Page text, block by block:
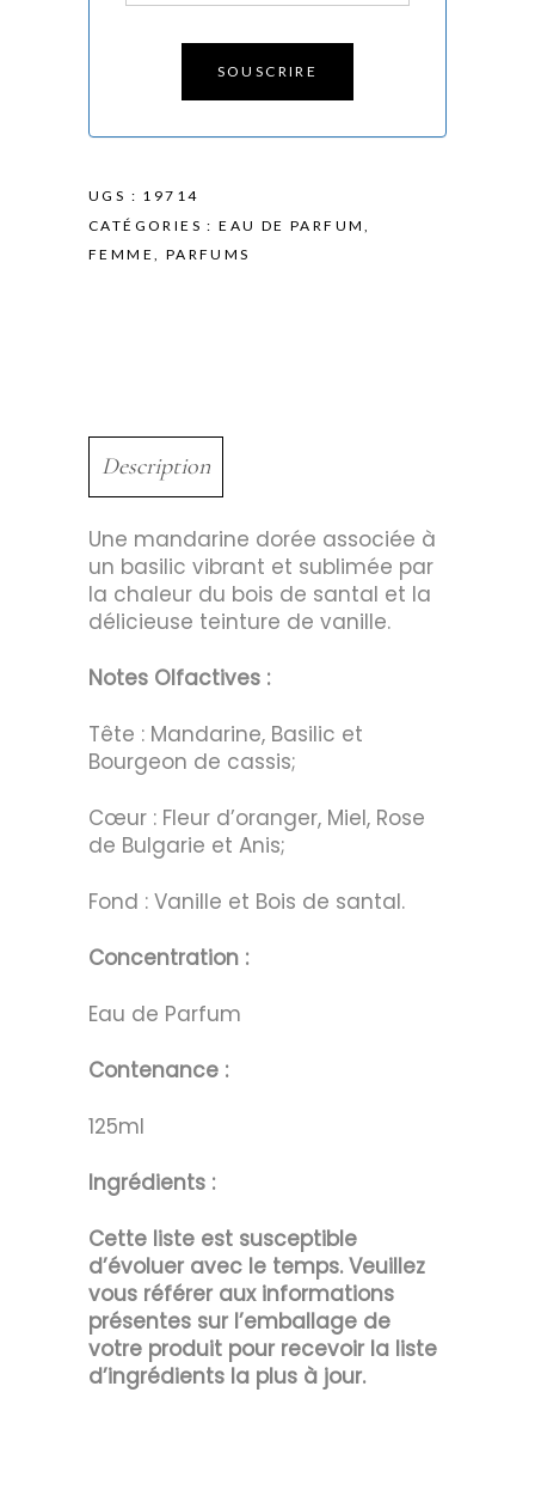
SOUSCRIRE
UGS : 19714
CATÉGORIES :EAU DE PARFUM,
FEMME , PARFUMS
Description
Une mandarine dorée associée à
un basilic vibrant et sublimée par
la chaleur du bois de santal et la
délicieuse teinture de vanille.
Notes Olfactives :
Tête : Mandarine, Basilic et
Bourgeon de cassis;
Cœur : Fleur d’oranger, Miel, Rose
de Bulgarie et Anis;
Fond : Vanille et Bois de santal.
Concentration :
Eau de Parfum
Contenance :
125ml
Ingrédients :
Cette liste est susceptible
d’évoluer avec le temps. Veuillez
vous référer aux informations
présentes sur l’emballage de
votre produit pour recevoir la liste
d’ingrédients la plus à jour.